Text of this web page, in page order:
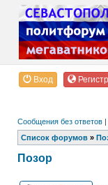
Вход
Сообщения без ответов |
Список форумов »
Позор